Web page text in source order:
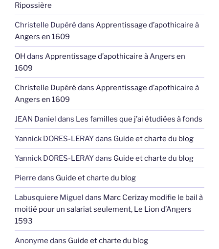
Ripossière
Christelle Dupéré dans Apprentissage d’apothicaire à
Angers en 1609
OH dans Apprentissage d’apothicaire à Angers en
1609
Christelle Dupéré dans Apprentissage d’apothicaire à
Angers en 1609
JEAN Daniel dans Les familles que j’ai étudiées à fonds
Yannick DORES-LERAYdans Guide et charte du blog
Yannick DORES-LERAYdans Guide et charte du blog
Pierre dans Guide et charte du blog
Labusquiere Miguel dans Marc Cerizay modifie le bail à
moitié pour un salariat seulement, Le Lion d’Angers
1593
Anonyme dans Guide et charte du blog